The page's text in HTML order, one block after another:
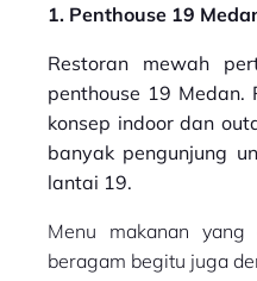
1. Penthouse 19
Restoran mewah
penthouse 19 Medan.
konsep indoor dan
banyak pengunjung
lantai 19.
Menu makanan
beragam begitu juga